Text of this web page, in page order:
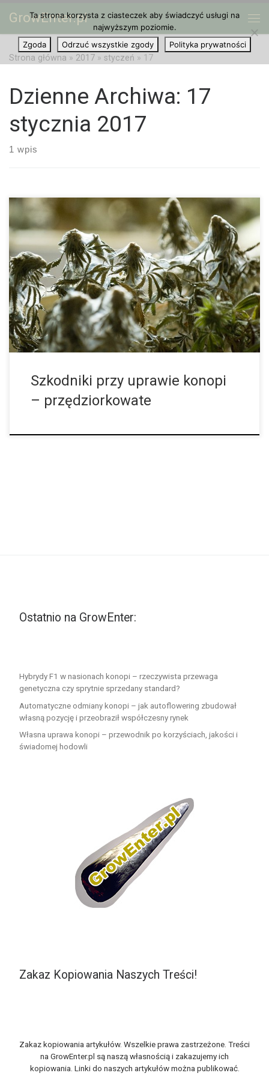
Przejdź do treści
GrowEnter.pl
Strona główna » 2017 » styczeń » 17
Dzienne Archiwa: 17
stycznia 2017
1 wpis
Częstym powodem chorób marihuany są szkodniki. Są one
bardzo małej wielkości i na pierwszy rzut oka mogą być dla nas
niewidoczne. Dlatego gdy zauważymy, że nasze rośliny pokazują
symptomu jakiejś […]
Szkodniki przy uprawie konopi
– przędziorkowate
Ostatnio na GrowEnter:
Hybrydy F1 w nasionach konopi – rzeczywista przewaga
genetyczna czy sprytnie sprzedany standard?
Automatyczne odmiany konopi – jak autoflowering zbudował
własną pozycję i przeobraził współczesny rynek
Własna uprawa konopi – przewodnik po korzyściach, jakości i
świadomej hodowli
Zakaz Kopiowania Naszych Treści!
Zakaz kopiowania artykułów. Wszelkie prawa zastrzeżone. Treści
na GrowEnter.pl są naszą własnością i zakazujemy ich
kopiowania. Linki do naszych artykułów można publikować.
Ta strona korzysta z ciasteczek aby świadczyć usługi na
najwyższym poziomie.
Zgoda
Odrzuć wszystkie zgody Polityka prywatności